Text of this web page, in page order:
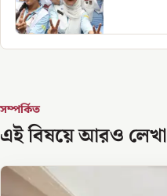
সম্পর্কিত
এই বিষয়ে আরও লেখা